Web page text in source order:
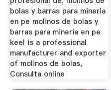
bolas y barras para mineria
en pe molinos de bolas y
barras para mineria en pe
keel is a professional
manufacturer and exporter
of molinos de bolas,
Consulta online